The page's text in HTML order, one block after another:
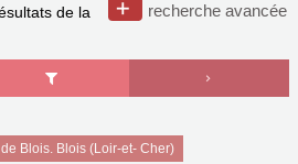
recherche avancée
de la
Blois. Blois (Loir-et- Cher)